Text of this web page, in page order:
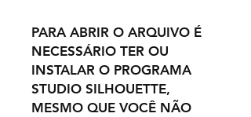
PARA ABRIR O ARQUIVO É
NECESSÁRIO TER OU
INSTALAR O PROGRAMA
STUDIO SILHOUETTE,
MESMO QUE VOCÊ NÃO